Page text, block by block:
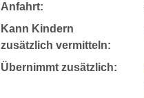
Anfahrt:
Kann Kindern
zusätzlich vermitteln:
Übernimmt zusätzlich: